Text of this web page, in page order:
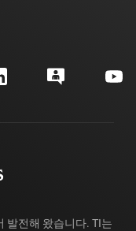
발전해 왔습니다. TI는